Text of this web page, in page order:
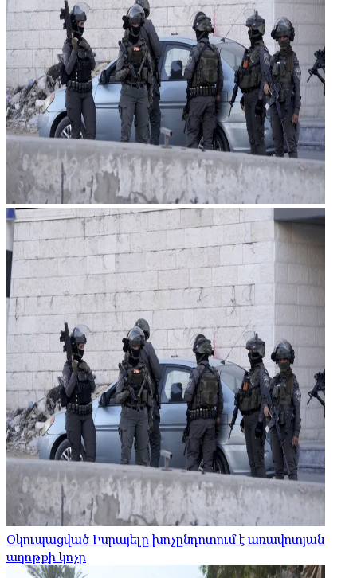
Օկուպացված Իսրայելը խոչընդոտում է առավոտյան
աղոթքի կոչը